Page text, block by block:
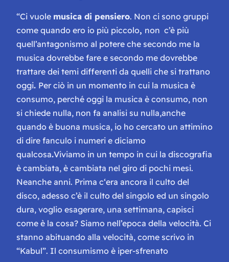
“Ci vuole musica di pensiero. Non ci sono gruppi
come quando ero io più piccolo, non c’è più
quell’antagonismo al potere che secondo me la
musica dovrebbe fare e secondo me dovrebbe
trattare dei temi differenti da quelli che si trattano
oggi. Per ciò in un momento in cui la musica è
consumo, perché oggi la musica è consumo, non
si chiede nulla, non fa analisi su nulla,anche
quando è buona musica, io ho cercato un attimino
di dire fanculo i numeri e diciamo
qualcosa.Viviamo in un tempo in cui la discografia
è cambiata, è cambiata nel giro di pochi mesi.
Neanche anni. Prima c‘era ancora il culto del
disco, adesso c’è il culto del singolo ed un singolo
dura, voglio esagerare, una settimana, capisci
come è la cosa? Siamo nell’epoca della velocità. Ci
stanno abituando alla velocità, come scrivo in
“Kabul”. Il consumismo è iper-sfrenato